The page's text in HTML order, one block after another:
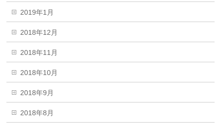
2019年1月
2018年12月
2018年11月
2018年10月
2018年9月
2018年8月